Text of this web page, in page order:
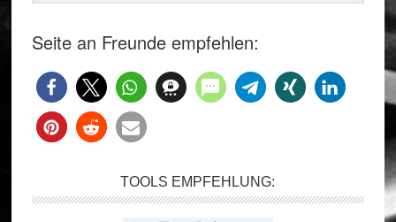
Seite an Freunde empfehlen:
TOOLS EMPFEHLUNG: